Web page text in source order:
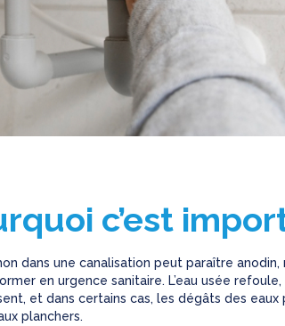
c’est
dans une canalisation peut paraître
en urgence sanitaire. L’eau usée
et dans certains cas, les dégâts des
planchers.